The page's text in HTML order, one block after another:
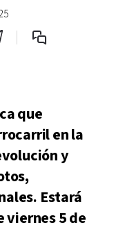
que
en la
y
Estará
viernes 5 de